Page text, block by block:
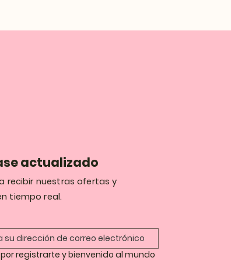
actualizado
recibir nuestras ofertas y
tiempo real.
registrarte y bienvenido al mundo